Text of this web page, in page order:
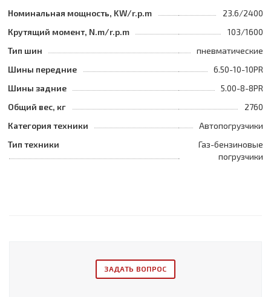
Номинальная мощность, KW/r.p.m
23.6/2400
Крутящий момент, N.m/r.p.m
103/1600
Тип шин
пневматические
Шины передние
6.50-10-10PR
Шины задние
5.00-8-8PR
Общий вес, кг
2760
Категория техники
Автопогрузчики
Тип техники
Газ-бензиновые
погрузчики
ЗАДАТЬ ВОПРОС